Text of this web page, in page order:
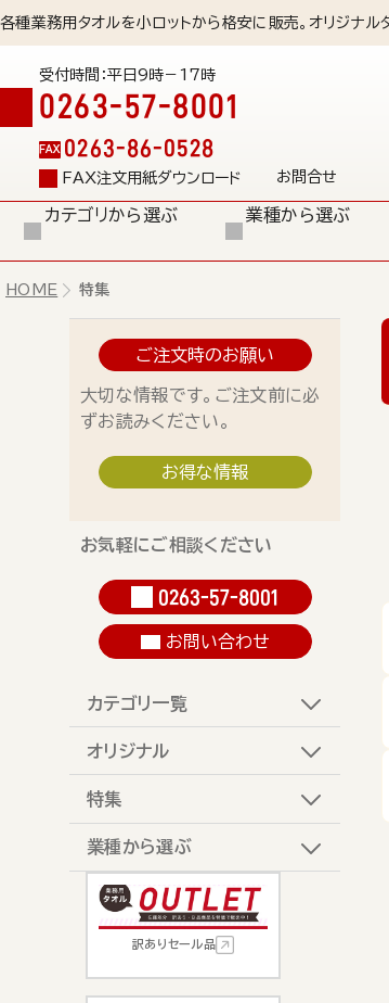
各種業務用タオルを小ロットから格安に販売。オリジナル
受付時間：平日9時－17時
0263-57-8001
FAX 0263-86-0528
FAX注文用紙ダウンロード お問合せ
カテゴリから選ぶ 業種から選ぶ
HOME 特集
ご注文時のお願い
大切な情報です。ご注文前に必
ずお読みください。
お得な情報
お気軽にご相談ください
0263-57-8001
お問い合わせ
カテゴリ一覧
オリジナル
特集
業種から選ぶ
訳ありセール品